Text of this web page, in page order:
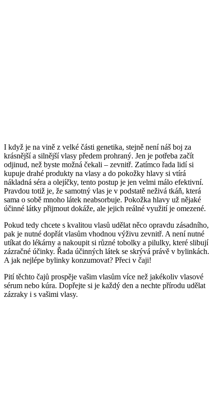
I když je na vině z velké části genetika, stejně není náš boj za
krásnější a silnější vlasy předem prohraný. Jen je potřeba začít
odjinud, než byste možná čekali – zevnitř. Zatímco řada lidí si
kupuje drahé produkty na vlasy a do pokožky hlavy si vtírá
nákladná séra a olejíčky, tento postup je jen velmi málo efektivní.
Pravdou totiž je, že samotný vlas je v podstatě neživá tkáň, která
sama o sobě mnoho látek neabsorbuje. Pokožka hlavy už nějaké
účinné látky přijmout dokáže, ale jejich reálné využití je omezené.
Pokud tedy chcete s kvalitou vlasů udělat něco opravdu zásadního,
pak je nutné dopřát vlasům vhodnou výživu zevnitř. A není nutné
utíkat do lékárny a nakoupit si různé tobolky a pilulky, které slibují
zázračné účinky. Řada účinných látek se skrývá právě v bylinkách.
A jak nejlépe bylinky konzumovat? Přeci v čaji!
Pití těchto čajů prospěje vašim vlasům více než jakékoliv vlasové
sérum nebo kúra. Dopřejte si je každý den a nechte přírodu udělat
zázraky i s vašimi vlasy.